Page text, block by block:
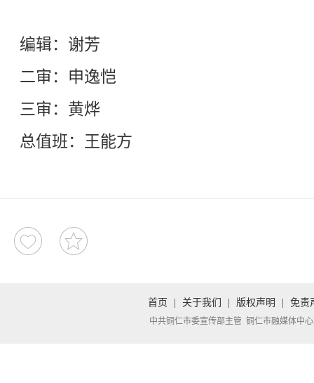
编辑：谢芳
二审：申逸恺
三审：黄烨
总值班：王能方
首页 关于我们 版权声明 免责
中共铜仁市委宣传部主管 铜仁市融媒体中心